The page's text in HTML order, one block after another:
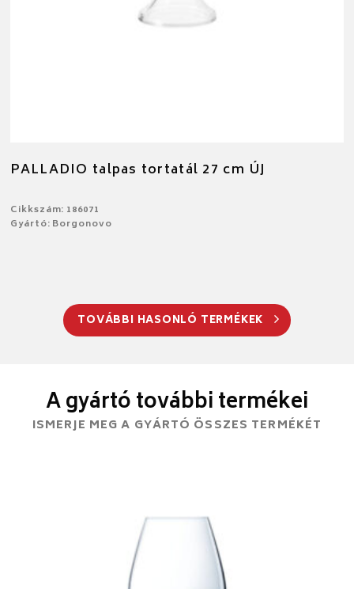
PALLADIO talpas tortatál 27 cm ÚJ
Cikkszám: 186071
Gyártó: Borgonovo
TOVÁBBI HASONLÓ TERMÉKEK
A gyártó további termékei
ISMERJE MEG A GYÁRTÓ ÖSSZES TERMÉKÉT